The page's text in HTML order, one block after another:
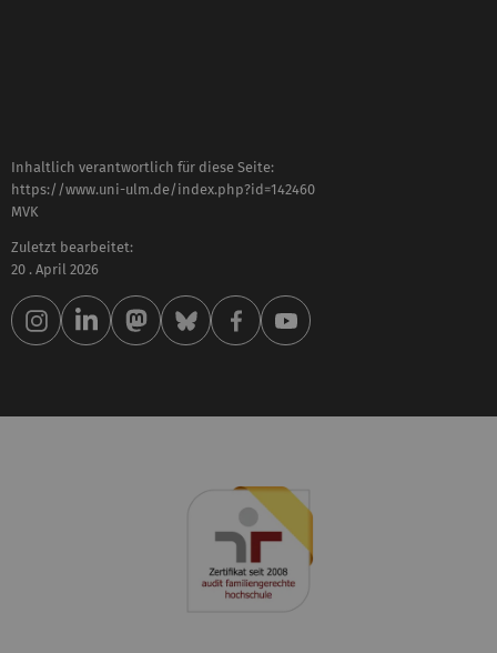
Inhaltlich verantwortlich für diese Seite:
https://www.uni-ulm.de/index.php?id=142460
MVK
Zuletzt bearbeitet:
20 . April 2026